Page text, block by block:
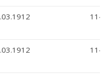
114
114